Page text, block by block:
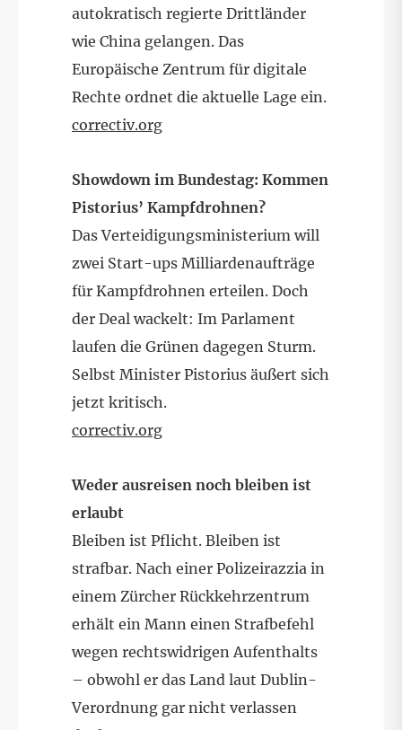
autokratisch regierte Drittländer
wie China gelangen. Das
Europäische Zentrum für digitale
Rechte ordnet die aktuelle Lage ein.
correctiv.org
Showdown im Bundestag: Kommen
Pistorius’ Kampfdrohnen?
Das Verteidigungsministerium will
zwei Start-ups Milliardenaufträge
für Kampfdrohnen erteilen. Doch
der Deal wackelt: Im Parlament
laufen die Grünen dagegen Sturm.
Selbst Minister Pistorius äußert sich
jetzt kritisch.
correctiv.org
Weder ausreisen noch bleiben ist
erlaubt
Bleiben ist Pflicht. Bleiben ist
strafbar. Nach einer Polizeirazzia in
einem Zürcher Rückkehrzentrum
erhält ein Mann einen Strafbefehl
wegen rechtswidrigen Aufenthalts
– obwohl er das Land laut Dublin-
Verordnung gar nicht verlassen